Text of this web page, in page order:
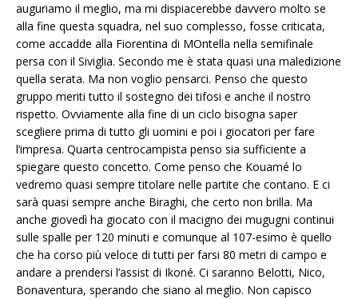
auguriamo il meglio, ma mi dispiacerebbe davvero molto se
alla fine questa squadra, nel suo complesso, fosse criticata,
come accadde alla Fiorentina di MOntella nella semifinale
persa con il Siviglia. Secondo me è stata quasi una maledizione
quella serata. Ma non voglio pensarci. Penso che questo
gruppo meriti tutto il sostegno dei tifosi e anche il nostro
rispetto. Ovviamente alla fine di un ciclo bisogna saper
scegliere prima di tutto gli uomini e poi i giocatori per fare
l’impresa. Quarta centrocampista penso sia sufficiente a
spiegare questo concetto. Come penso che Kouamé lo
vedremo quasi sempre titolare nelle partite che contano. E ci
sarà quasi sempre anche Biraghi, che certo non brilla. Ma
anche giovedì ha giocato con il macigno dei mugugni continui
sulle spalle per 120 minuti e comunque al 107-esimo è quello
che ha corso più veloce di tutti per farsi 80 metri di campo e
andare a prendersi l’assist di Ikoné. Ci saranno Belotti, Nico,
Bonaventura, sperando che siano al meglio. Non capisco